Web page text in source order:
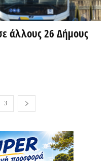
άλλους 26 Δήμους
3